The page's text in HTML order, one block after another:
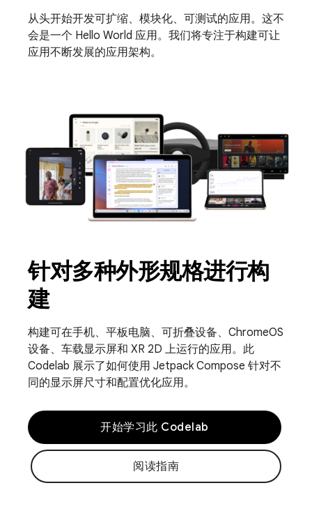
从头开始开发可扩缩、模块化、可测试的应用。这不
会是一个 Hello World 应用。我们将专注于构建可让
应用不断发展的应用架构。
针对多种外形规格进行构
建
构建可在手机、平板电脑、可折叠设备、ChromeOS
设备、车载显示屏和 XR 2D 上运行的应用。此
Codelab 展示了如何使用 Jetpack Compose 针对不
同的显示屏尺寸和配置优化应用。
开始学习此 Codelab
阅读指南